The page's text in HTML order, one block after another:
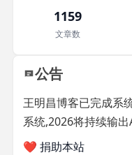
1159
文章数
公告
王明昌博客已完成系
系统,2026将持续输
❤️ 捐助本站